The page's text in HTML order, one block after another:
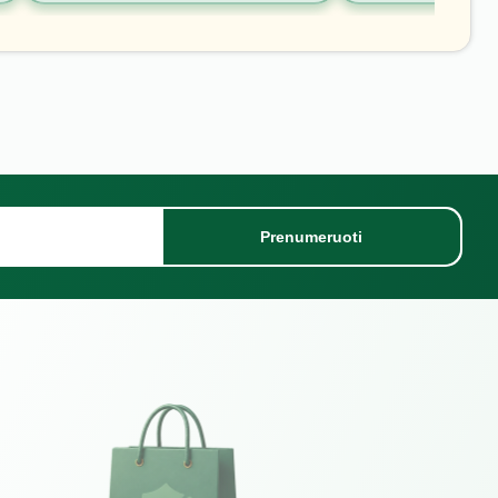
Prenumeruoti